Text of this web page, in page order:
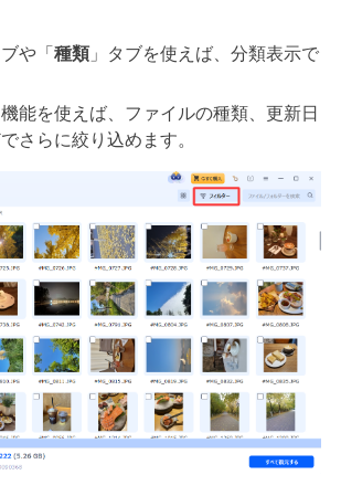
や「種類」タブを使えば、分類表示で
能を使えば、ファイルの種類、更新日
さらに絞り込めます。